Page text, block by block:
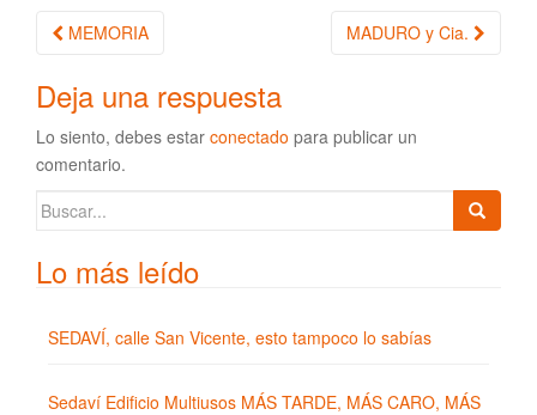
Navegación de la entrada
MEMORIA MADURO y Cia.
Deja una respuesta
Lo siento, debes estar conectado para publicar un
comentario.
Buscar:
Lo más leído
SEDAVÍ, calle San Vicente, esto tampoco lo sabías
Sedaví Edificio Multiusos MÁS TARDE, MÁS CARO, MÁS